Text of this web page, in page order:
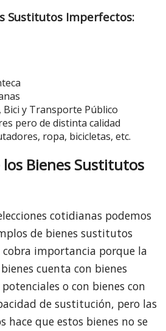
Sustitutos Imperfectos:
y Transporte Público
pero de distinta calidad
ropa, bicicletas, etc.
Bienes Sustitutos
cotidianas podemos
de bienes sustitutos
cobra importancia porque la
cuenta con bienes
o con bienes con
de sustitución, pero las
hace que estos bienes no se